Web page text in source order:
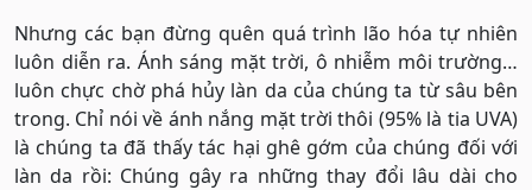
Nhưng các bạn đừng quên quá trình lão hóa tự nhiên
luôn diễn ra. Ánh sáng mặt trời, ô nhiễm môi trường…
luôn chực chờ phá hủy làn da của chúng ta từ sâu bên
trong. Chỉ nói về ánh nắng mặt trời thôi (95% là tia UVA)
là chúng ta đã thấy tác hại ghê gớm của chúng đối với
làn da rồi: Chúng gây ra những thay đổi lâu dài cho